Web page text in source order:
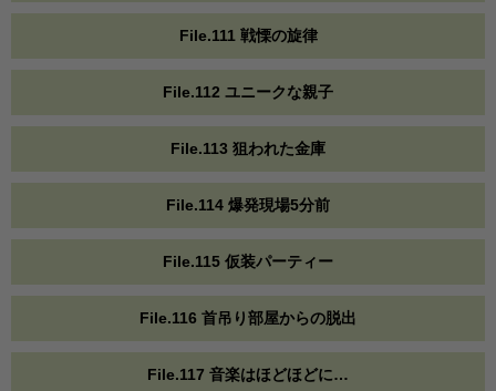
File.111 戦慄の旋律
File.112 ユニークな親子
File.113 狙われた金庫
File.114 爆発現場5分前
File.115 仮装パーティー
File.116 首吊り部屋からの脱出
File.117 音楽はほどほどに…